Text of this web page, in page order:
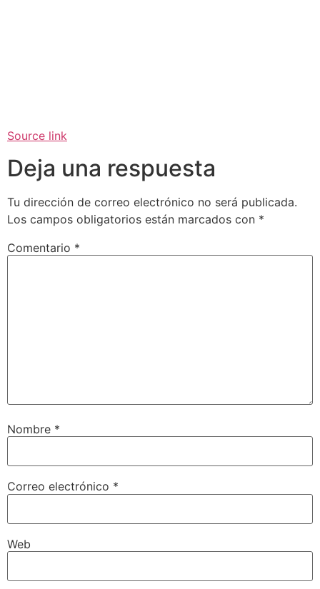
Source link
Deja una respuesta
Tu dirección de correo electrónico no será publicada.
Los campos obligatorios están marcados con *
Comentario *
Nombre *
Correo electrónico *
Web